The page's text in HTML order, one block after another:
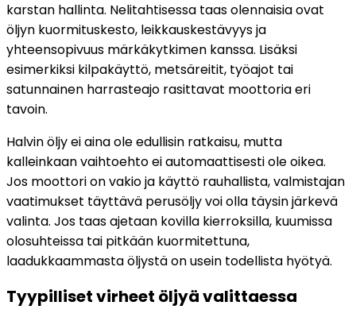
karstan hallinta. Nelitahtisessa taas olennaisia ovat
öljyn kuormituskesto, leikkauskestävyys ja
yhteensopivuus märkäkytkimen kanssa. Lisäksi
esimerkiksi kilpakäyttö, metsäreitit, työajot tai
satunnainen harrasteajo rasittavat moottoria eri
tavoin.
Halvin öljy ei aina ole edullisin ratkaisu, mutta
kalleinkaan vaihtoehto ei automaattisesti ole oikea.
Jos moottori on vakio ja käyttö rauhallista, valmistajan
vaatimukset täyttävä perusöljy voi olla täysin järkevä
valinta. Jos taas ajetaan kovilla kierroksilla, kuumissa
olosuhteissa tai pitkään kuormitettuna,
laadukkaammasta öljystä on usein todellista hyötyä.
Tyypilliset virheet öljyä valittaessa